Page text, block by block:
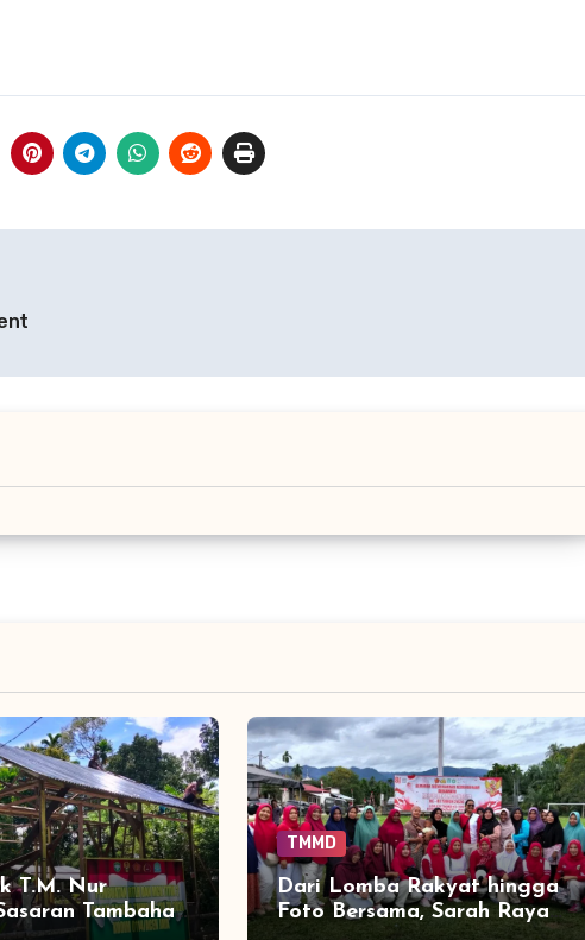
T.M. Nur
Tambahan
TMMD
Dari Lomba Rakyat hingga
Foto Bersama, Sarah Raya